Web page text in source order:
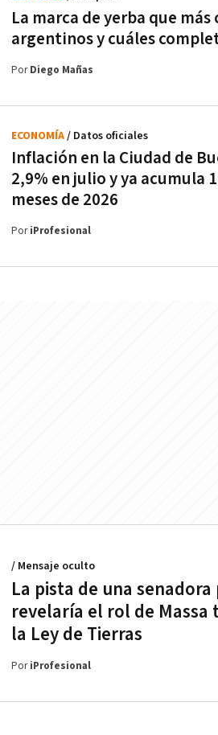
La marca de yerba que
argentinos y cuáles
PorDiego Mañas
Inflación en la Ciudad de
2,9% en julio y ya acumula
meses de 2026
ECONOMÍA/ Datos oficiales
PoriProfesional
La pista de una
revelaría el rol de Massa
la Ley de Tierras
/ Mensaje oculto
PoriProfesional